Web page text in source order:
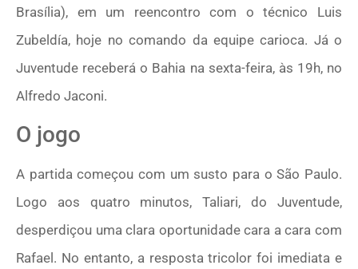
Brasília), em um reencontro com o técnico Luis
Zubeldía, hoje no comando da equipe carioca. Já o
Juventude receberá o Bahia na sexta-feira, às 19h, no
Alfredo Jaconi.
O jogo
A partida começou com um susto para o São Paulo.
Logo aos quatro minutos, Taliari, do Juventude,
desperdiçou uma clara oportunidade cara a cara com
Rafael. No entanto, a resposta tricolor foi imediata e